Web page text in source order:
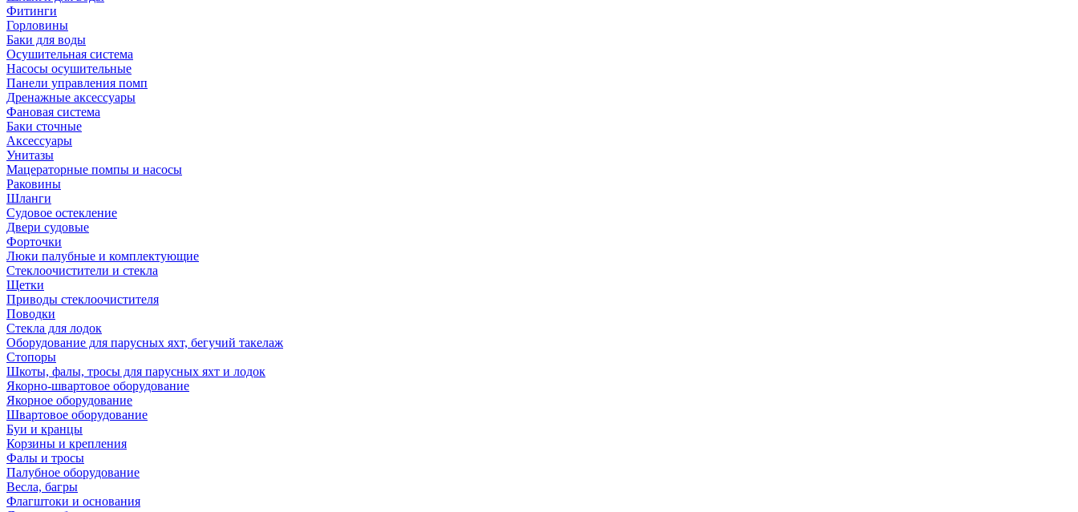
Фитинги
Горловины
Баки для воды
Осушительная система
Насосы осушительные
Панели управления помп
Дренажные аксессуары
Фановая система
Баки сточные
Аксессуары
Унитазы
Мацераторные помпы и насосы
Раковины
Шланги
Судовое остекление
Двери судовые
Форточки
Люки палубные и комплектующие
Стеклоочистители и стекла
Щетки
Приводы стеклоочистителя
Поводки
Стекла для лодок
Оборудование для парусных яхт, бегучий такелаж
Стопоры
Шкоты, фалы, тросы для парусных яхт и лодок
Якорно-швартовое оборудование
Якорное оборудование
Швартовое оборудование
Буи и кранцы
Корзины и крепления
Фалы и тросы
Палубное оборудование
Весла, багры
Флагштоки и основания